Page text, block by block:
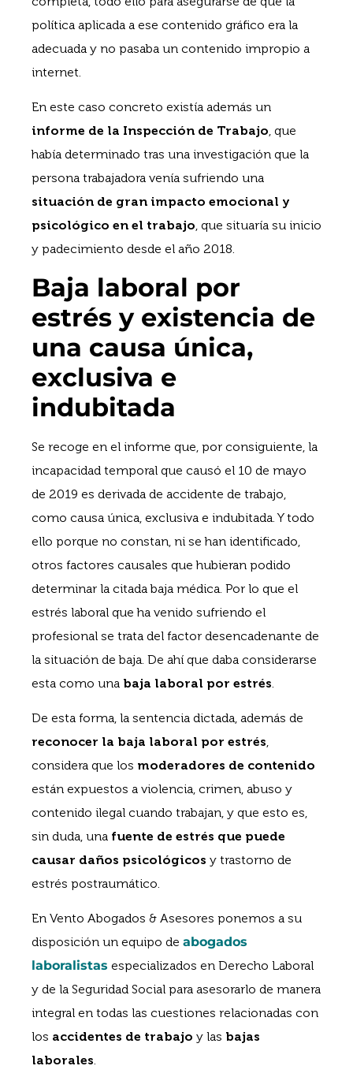
política aplicada a ese contenido gráfico era la
adecuada y no pasaba un contenido impropio a
internet.
En este caso concreto existía además un
informe de la Inspección de Trabajo, que
había determinado tras una investigación que la
persona trabajadora venía sufriendo una
situación de gran impacto emocional y
psicológico en el trabajo, que situaría su inicio
y padecimiento desde el año 2018.
Baja laboral por
estrés y existencia de
una causa única,
exclusiva e
indubitada
Se recoge en el informe que, por consiguiente, la
incapacidad temporal que causó el 10 de mayo
de 2019 es derivada de accidente de trabajo,
como causa única, exclusiva e indubitada. Y todo
ello porque no constan, ni se han identificado,
otros factores causales que hubieran podido
determinar la citada baja médica. Por lo que el
estrés laboral que ha venido sufriendo el
profesional se trata del factor desencadenante de
la situación de baja. De ahí que daba considerarse
esta como una baja laboral por estrés
De esta forma, la sentencia dictada, además de
reconocer la baja laboral por estrés,
considera que los moderadores de contenido
están expuestos a violencia, crimen, abuso y
contenido ilegal cuando trabajan, y que esto es,
sin duda, una fuente de estrés que puede
causar daños psicológicos y trastorno de
estrés postraumático.
En Vento Abogados & Asesores ponemos a su
disposición un equipo de abogados
laboralistas especializados en Derecho Laboral
y de la Seguridad Social para asesorarlo de manera
integral en todas las cuestiones relacionadas con
los accidentes de trabajo y las bajas
laborales.